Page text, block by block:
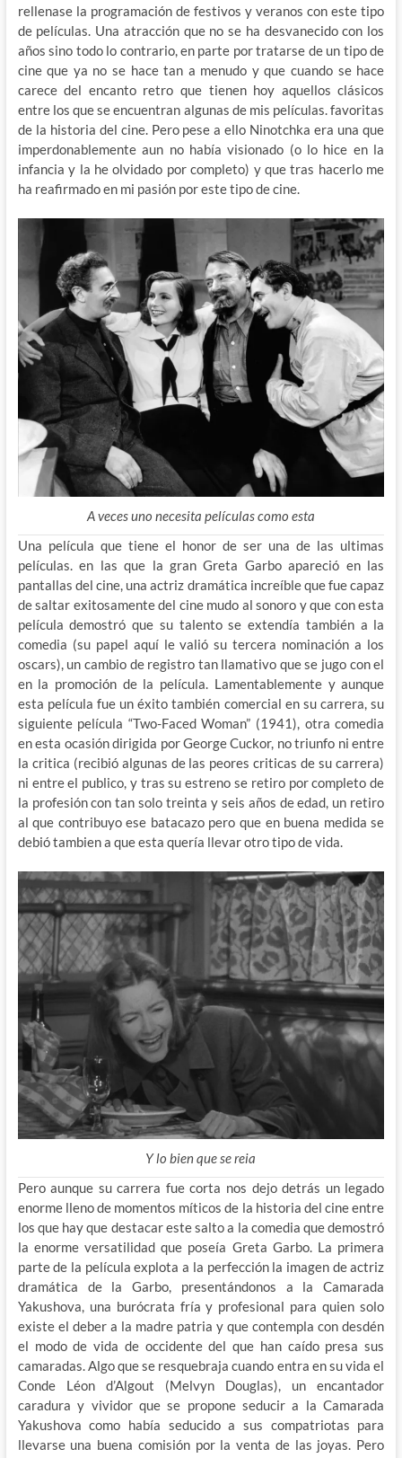
rellenase la programación de festivos y veranos con este tipo
de películas. Una atracción que no se ha desvanecido con los
años sino todo lo contrario, en parte por tratarse de un tipo de
cine que ya no se hace tan a menudo y que cuando se hace
carece del encanto retro que tienen hoy aquellos clásicos
entre los que se encuentran algunas de mis películas. favoritas
de la historia del cine. Pero pese a ello Ninotchka era una que
imperdonablemente aun no había visionado (o lo hice en la
infancia y la he olvidado por completo) y que tras hacerlo me
ha reafirmado en mi pasión por este tipo de cine.
A veces uno necesita películas como esta
Una película que tiene el honor de ser una de las ultimas
películas. en las que la gran Greta Garbo apareció en las
pantallas del cine, una actriz dramática increíble que fue capaz
de saltar exitosamente del cine mudo al sonoro y que con esta
película demostró que su talento se extendía también a la
comedia (su papel aquí le valió su tercera nominación a los
oscars), un cambio de registro tan llamativo que se jugo con el
en la promoción de la película. Lamentablemente y aunque
esta película fue un éxito también comercial en su carrera, su
siguiente película “Two-Faced Woman” (1941), otra comedia
en esta ocasión dirigida por George Cuckor, no triunfo ni entre
la critica (recibió algunas de las peores criticas de su carrera)
ni entre el publico, y tras su estreno se retiro por completo de
la profesión con tan solo treinta y seis años de edad, un retiro
al que contribuyo ese batacazo pero que en buena medida se
debió tambien a que esta quería llevar otro tipo de vida.
Y lo bien que se reia
Pero aunque su carrera fue corta nos dejo detrás un legado
enorme lleno de momentos míticos de la historia del cine entre
los que hay que destacar este salto a la comedia que demostró
la enorme versatilidad que poseía Greta Garbo. La primera
parte de la película explota a la perfección la imagen de actriz
dramática de la Garbo, presentándonos a la Camarada
Yakushova, una burócrata fría y profesional para quien solo
existe el deber a la madre patria y que contempla con desdén
el modo de vida de occidente del que han caído presa sus
camaradas. Algo que se resquebraja cuando entra en su vida el
Conde Léon d’Algout (Melvyn Douglas), un encantador
caradura y vividor que se propone seducir a la Camarada
Yakushova como había seducido a sus compatriotas para
llevarse una buena comisión por la venta de las joyas. Pero